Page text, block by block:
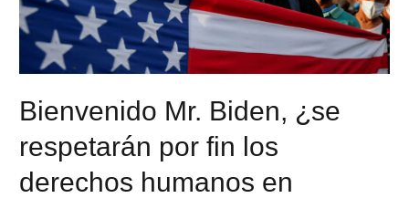
Bienvenido Mr. Biden, ¿se
respetarán por fin los
derechos humanos en